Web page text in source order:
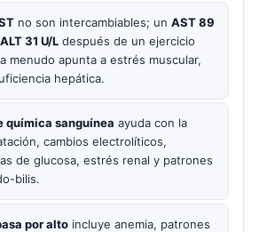
no son intercambiables; un AST 89
ALT 31 U/L después de un ejercicio
menudo apunta a estrés muscular,
hepática.
química sanguínea ayuda con la
cambios electrolíticos,
de glucosa, estrés renal y patrones
bilis.
por alto incluye anemia, patrones